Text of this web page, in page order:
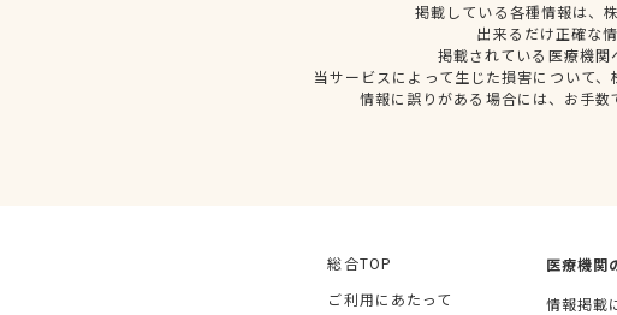
掲載している各種情報は、
出来るだけ正確な
掲載されている医療機
当サービスによって生じた損害について
情報に誤りがある場合には、お手
総合TOP
ご利用にあたって
医療機関
情報掲載